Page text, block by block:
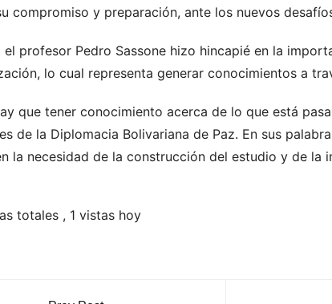
compromiso y preparación, ante los nuevos
el profesor Pedro Sassone hizo hincapié en la
lo cual representa generar conocimientos a
que tener conocimiento acerca de lo que está
de la Diplomacia Bolivariana de Paz. En sus
la necesidad de la construcción del estudio y de la
totales , 1 vistas hoy